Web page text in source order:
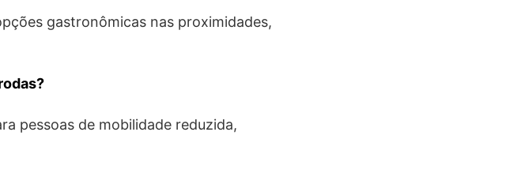
gastronômicas nas proximidades,
pessoas de mobilidade reduzida,